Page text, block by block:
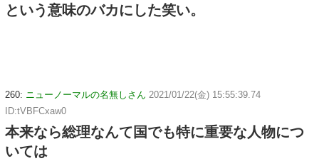
という意味のバカにした笑い。
260: ニューノーマルの名無しさん 2021/01/22(金) 15:55:39.74
ID:tVBFCxaw0
本来なら総理なんて国でも特に重要な人物につ
いては